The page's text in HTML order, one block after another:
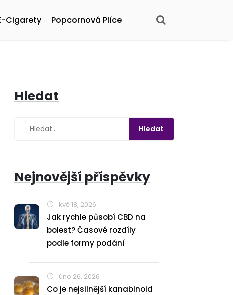
Cigarety Popcornová Plíce
Hledat
Nejnovější příspěvky
kvě 18, 2026
Jak rychle působí CBD na
bolest? Časové rozdíly
podle formy podání
úno 26, 2026
Co je nejsilnější kanabinoid